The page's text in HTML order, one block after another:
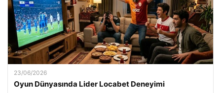
23/06/2026
Oyun Dünyasında Lider Locabet Deneyimi